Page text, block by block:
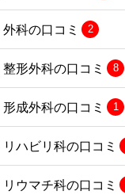
外科の口コミ 2
整形外科の口コミ 8
形成外科の口コミ 1
リハビリ科の口コミ
リウマチ科の口コミ